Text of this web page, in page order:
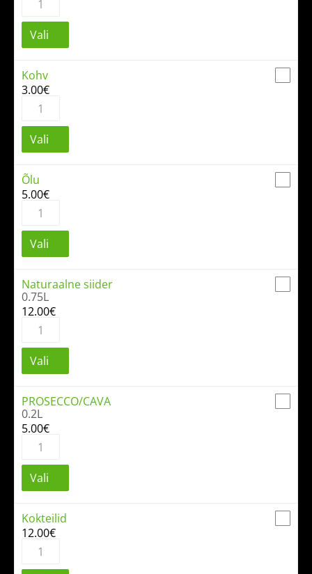
kogus
Vali
Kohv
3.00€
Kohv
kogus
Vali
Õlu
5.00€
kogus
Vali
Naturaalne siider
0.75L
12.00€
Naturaalne
siider
kogus
Vali
PROSECCO/CAVA
0.2L
5.00€
PROSECCO/CAVA
kogus
Vali
Kokteilid
12.00€
Kokteilid
kogus